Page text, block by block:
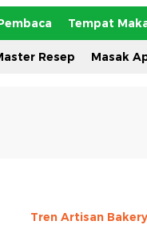
Tempat
Resep Masak
Tren Artisan Bakery